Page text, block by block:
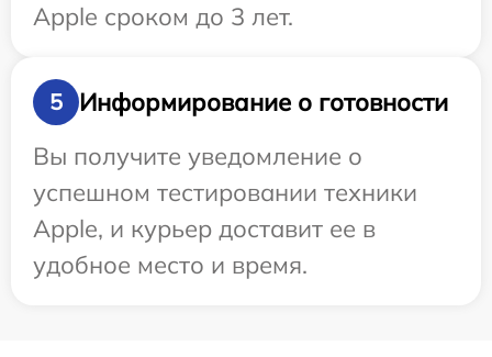
Apple сроком до 3 лет.
5
Информирование о готовности
Вы получите уведомление о
успешном тестировании техники
Apple, и курьер доставит ее в
удобное место и время.